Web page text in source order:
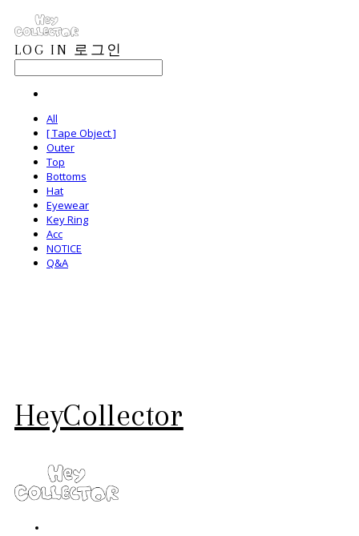
LOG IN 로그인
All
[ Tape Object ]
Outer
Top
Bottoms
Hat
Eyewear
Key Ring
Acc
NOTICE
Q&A
HeyCollector